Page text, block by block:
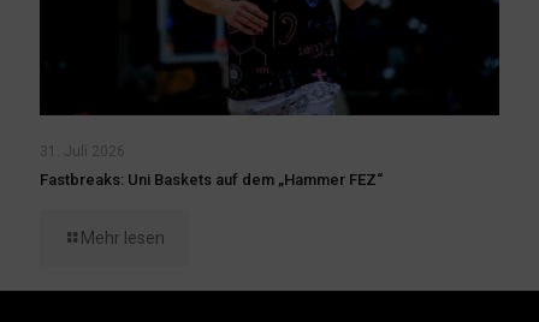
31. Juli 2026
Fastbreaks: Uni Baskets auf dem „Hammer FEZ“
Mehr lesen